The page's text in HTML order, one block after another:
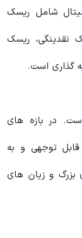
شامل ریسک
نقدینگی، ریسک
گذاری است.
در بازه های
قابل توجهی و به
بزرگ و زیان های